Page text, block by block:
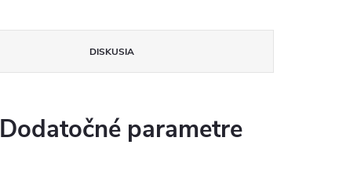
DISKUSIA
Dodatočné parametre